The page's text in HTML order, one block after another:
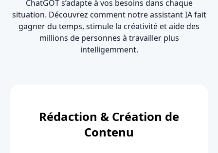
ChatGOT s’adapte à vos besoins dans chaque
situation. Découvrez comment notre assistant IA fait
gagner du temps, stimule la créativité et aide des
millions de personnes à travailler plus
intelligemment.
Rédaction & Création de
Contenu